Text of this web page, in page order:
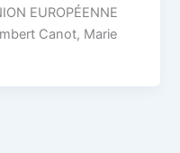
EUROPÉENNE
Canot, Marie